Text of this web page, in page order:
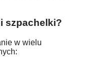
szpachelki?
w wielu